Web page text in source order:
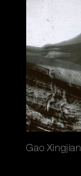
Gao Xingjian